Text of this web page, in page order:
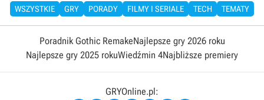
WSZYSTKIE GRY PORADY FILMY I SERIALE TECH TEMATY
Poradnik Gothic RemakeNajlepsze gry 2026 roku
Najlepsze gry 2025 rokuWiedźmin 4Najbliższe premiery
GRYOnline.pl: